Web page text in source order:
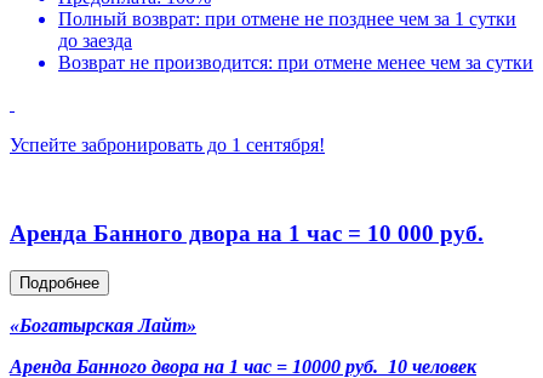
Полный возврат: при отмене не позднее чем за 1 сутки
до заезда
Возврат не производится: при отмене менее чем за сутки
Успейте забронировать до 1 сентября!
Аренда Банного двора на 1 час = 10 000 руб.
Подробнее
«Богатырская Лайт»
Аренда Банного двора на 1 час = 10000 руб. 10 человек